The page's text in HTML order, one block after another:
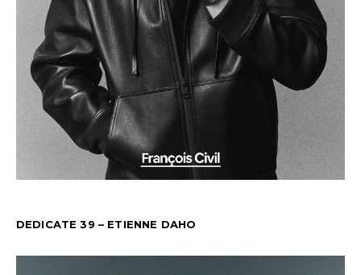
DEDICATE 39 – ETIENNE DAHO